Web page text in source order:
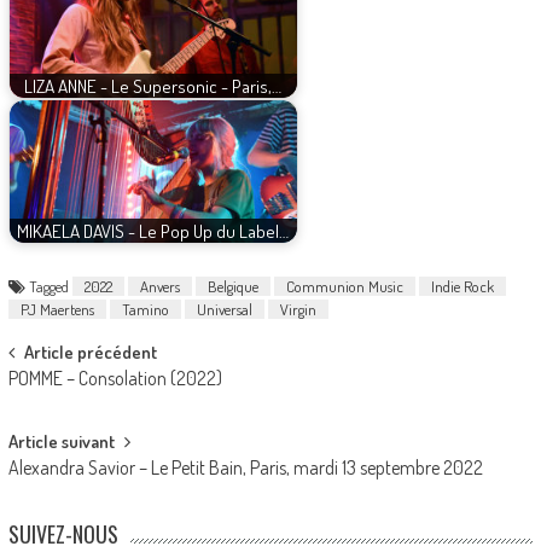
LIZA ANNE - Le Supersonic - Paris,…
MIKAELA DAVIS - Le Pop Up du Label…
Tagged 2022 Anvers Belgique Communion Music
Indie Rock
PJ Maertens
Tamino Universal Virgin
Post
navigation
Article précédent
POMME – Consolation (2022)
Article suivant
Alexandra Savior – Le Petit Bain, Paris, mardi 13 septembre 2022
SUIVEZ-NOUS